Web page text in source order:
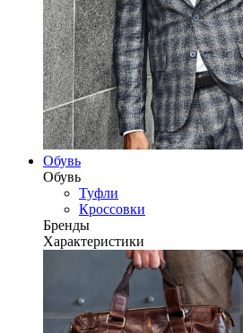
Обувь
Обувь
Туфли
Кроссовки
Бренды
Характеристики